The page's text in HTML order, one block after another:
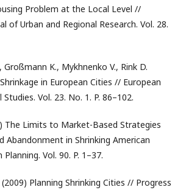
Problem at the Local Level //
of Urban and Regional Research. Vol. 28.
K., Mykhnenko V., Rink D.
in European Cities // European
Vol. 23. No. 1. P. 86–102.
The Limits to Market-Based Strategies
Abandonment in Shrinking American
Vol. 90. P. 1–37.
Planning Shrinking Cities // Progress